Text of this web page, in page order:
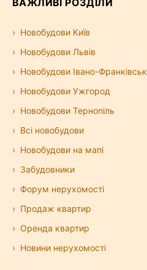
Новобудови Київ
Новобудови Львів
Новобудови Івано-Франківськ
Новобудови Ужгород
Новобудови Тернопіль
Всі новобудови
Новобудови на мапі
Забудовники
Форум нерухомості
Продаж квартир
Оренда квартир
Новини нерухомості